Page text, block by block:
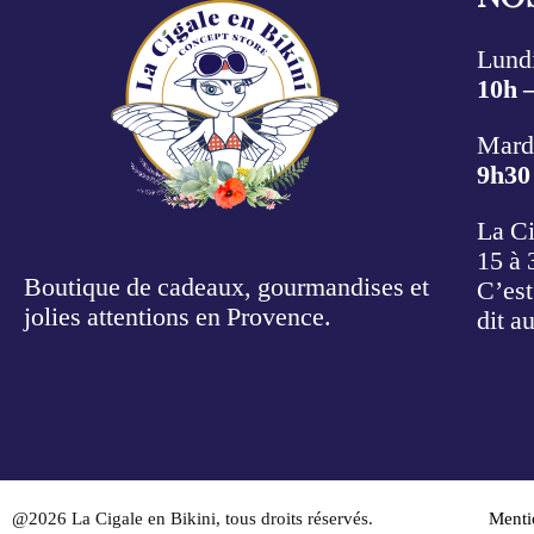
Boutique de cadeaux, gourmandises et
jolies attentions en Provence.
10h
La
15 à
dit
@2026 La Cigale en Bikini, tous droits réservés.